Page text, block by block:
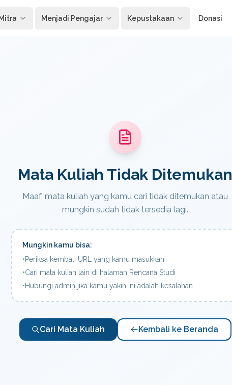
Mitra Menjadi Pengajar Kepustakaan Donasi
Mata Kuliah Tidak Ditemukan
Maaf, mata kuliah yang kamu cari tidak ditemukan atau
mungkin sudah tidak tersedia lagi.
Mungkin kamu bisa:
•Periksa kembali URL yang kamu masukkan
•Cari mata kuliah lain di halaman Rencana Studi
•Hubungi admin jika kamu yakin ini adalah kesalahan
Cari Mata Kuliah Kembali ke Beranda